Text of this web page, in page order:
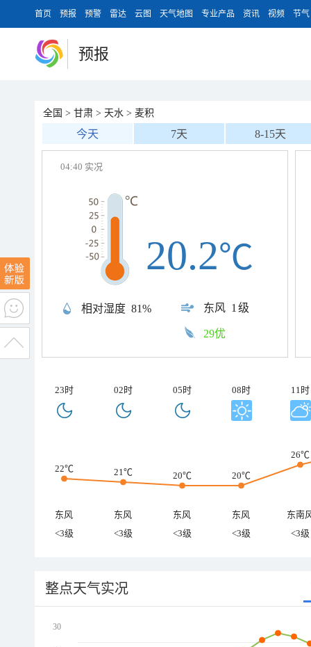
首页 预报 预警 雷达 云图 天气地图 专业产品 资讯 视频 节气
预报
全国 > 甘肃 > 天水 > 麦积
今天 7天 8-15天
04:40 实况
相对湿度 81% 东风 1级
20.2℃
29优
23时 02时 05时 08时 11时
22℃ 21℃ 20℃ 20℃
26℃
东风 东风 东风 东风
东南
<3级
<3级 <3级 <3级 <3级
整点天气实况
30